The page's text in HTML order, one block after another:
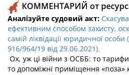
КОММЕНТАРИЙ от
Аналізуйте судовий акт:
ефективним способом захисту,
самій ліквідації юридичної
916/964/19 від 29.06.2021).
Ох, уж ці війни з ОСББ: то
то допоміжні приміщення